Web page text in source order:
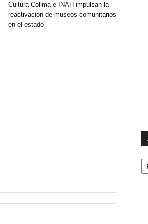
Cultura Colima e INAH impulsan la
reactivación de museos comunitarios
en el estado